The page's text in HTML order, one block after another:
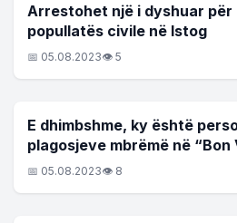
LAJME
Arrestohet një i dyshuar për
popullatës civile në Istog
📅 05.08.2023👁 5
LAJME
E dhimbshme, ky është
plagosjeve mbrëmë në “Bon
📅 05.08.2023👁 8